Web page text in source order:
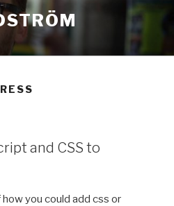
and CSS to
you could add css or